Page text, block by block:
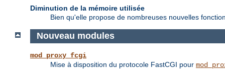
Diminution de la mémoire utilisée
Bien qu'elle propose de nombreuses nouvelles
Nouveau modules
mod_proxy_fcgi
Mise à disposition du protocole FastCGI pour